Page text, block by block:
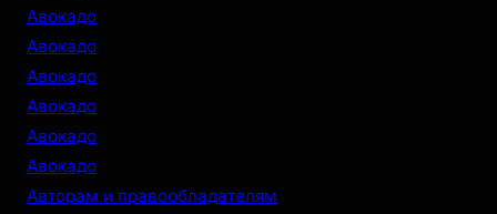
Авокадо
Авокадо
Авокадо
Авокадо
Авокадо
Авокадо
Авторам и правообладателям